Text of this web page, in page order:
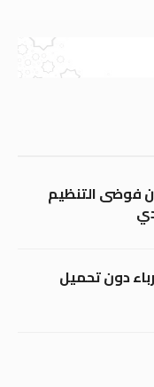
فوضى التنظيم
دون تحميل